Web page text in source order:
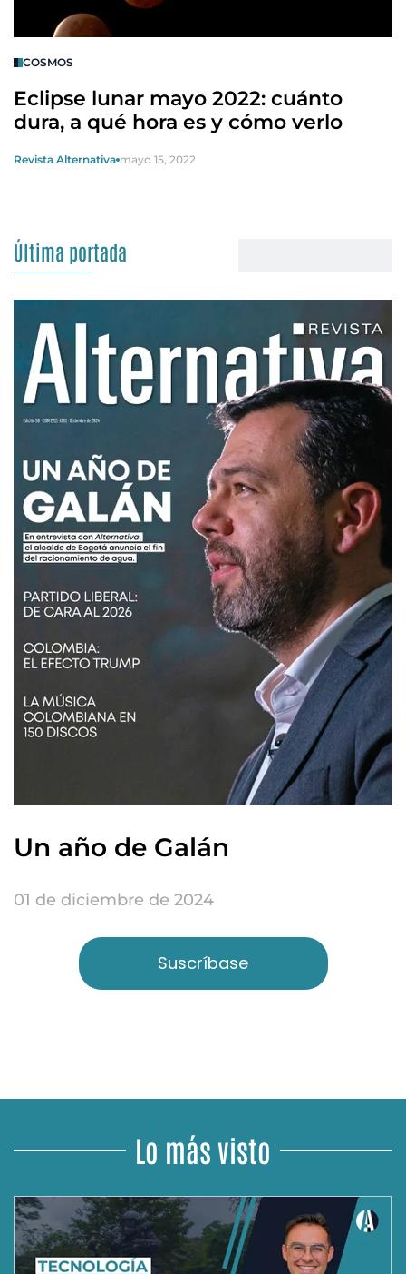
COSMOS
Eclipse lunar mayo 2022: cuánto
dura, a qué hora es y cómo verlo
Revista Alternativa mayo 15, 2022
Última portada
Un año de Galán
01 de diciembre de 2024
Suscríbase
Lo más visto